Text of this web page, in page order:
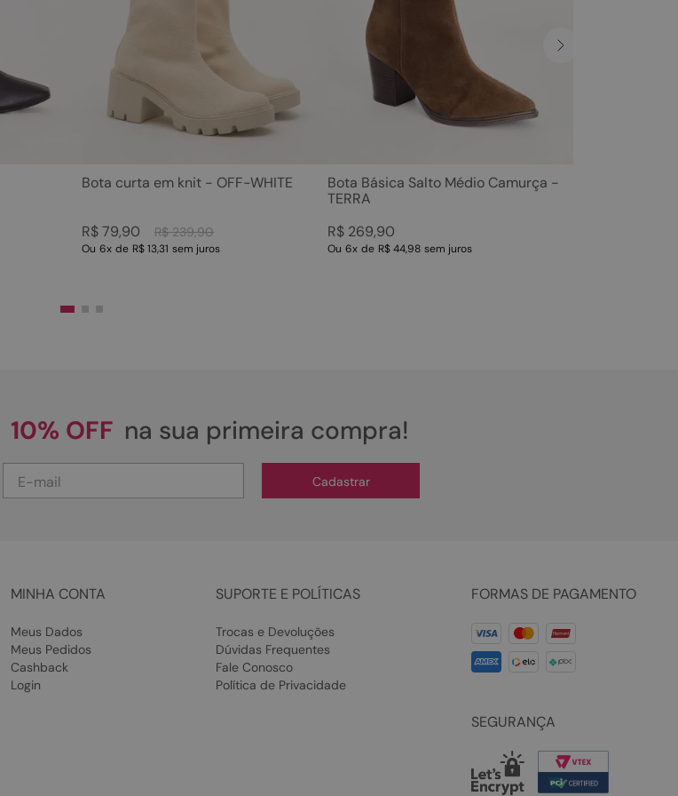
Bota curta em knit - OFF-WHITE
R$ 239,90
R$79,90
Ou 6x de R$ 13,31 sem juros
Bota Básica Salto Médio Camurça -
TERRA
R$ 269,90
Ou 6x de R$ 44,98 sem juros
10% OFF na sua primeira compra!
Cadastrar
MINHA CONTA
Meus Dados
Meus Pedidos
Cashback
Login
SUPORTE E POLÍTICAS
Trocas e Devoluções
Dúvidas Frequentes
Fale Conosco
Política de Privacidade
FORMAS DE PAGAMENTO
SEGURANÇA